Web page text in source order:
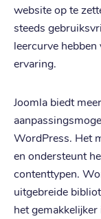
website op te
steeds
leercurve
ervaring.
Joomla biedt
WordPress. Het
en ondersteunt
contenttypen.
uitgebreide
het